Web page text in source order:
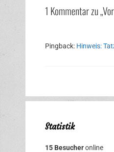
1 Kommentar zu
Pingback: Hinweis:
Statistik
15 Besucheronline